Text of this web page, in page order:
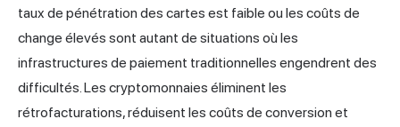
taux de pénétration des cartes est faible ou les coûts de
change élevés sont autant de situations où les
infrastructures de paiement traditionnelles engendrent des
difficultés. Les cryptomonnaies éliminent les
rétrofacturations, réduisent les coûts de conversion et